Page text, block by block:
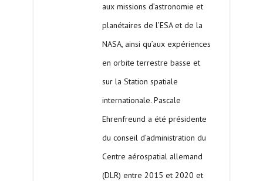
aux missions d’astronomie et
planétaires de l’ESA et de la
NASA, ainsi qu’aux expériences
en orbite terrestre basse et
sur la Station spatiale
internationale. Pascale
Ehrenfreund a été présidente
du conseil d’administration du
Centre aérospatial allemand
(DLR) entre 2015 et 2020 et